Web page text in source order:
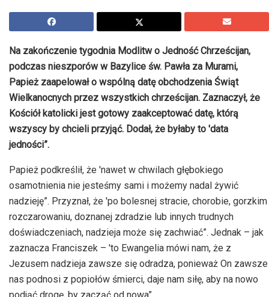
Na zakończenie tygodnia Modlitw o Jedność Chrześcijan,
podczas nieszporów w Bazylice św. Pawła za Murami,
Papież zaapelował o wspólną datę obchodzenia Świąt
Wielkanocnych przez wszystkich chrześcijan. Zaznaczył, że
Kościół katolicki jest gotowy zaakceptować datę, którą
wszyscy by chcieli przyjąć. Dodał, że byłaby to 'data
jedności”.
Papież podkreślił, że 'nawet w chwilach głębokiego
osamotnienia nie jesteśmy sami i możemy nadal żywić
nadzieję”. Przyznał, że 'po bolesnej stracie, chorobie, gorzkim
rozczarowaniu, doznanej zdradzie lub innych trudnych
doświadczeniach, nadzieja może się zachwiać”. Jednak – jak
zaznacza Franciszek – 'to Ewangelia mówi nam, że z
Jezusem nadzieja zawsze się odradza, ponieważ On zawsze
nas podnosi z popiołów śmierci, daje nam siłę, aby na nowo